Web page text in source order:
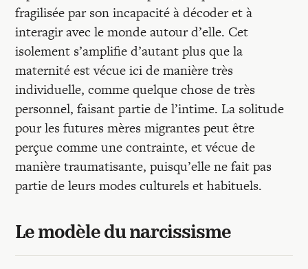
fragilisée par son incapacité à décoder et à
interagir avec le monde autour d’elle. Cet
isolement s’amplifie d’autant plus que la
maternité est vécue ici de manière très
individuelle, comme quelque chose de très
personnel, faisant partie de l’intime. La solitude
pour les futures mères migrantes peut être
perçue comme une contrainte, et vécue de
manière traumatisante, puisqu’elle ne fait pas
partie de leurs modes culturels et habituels.
Le modèle du narcissisme